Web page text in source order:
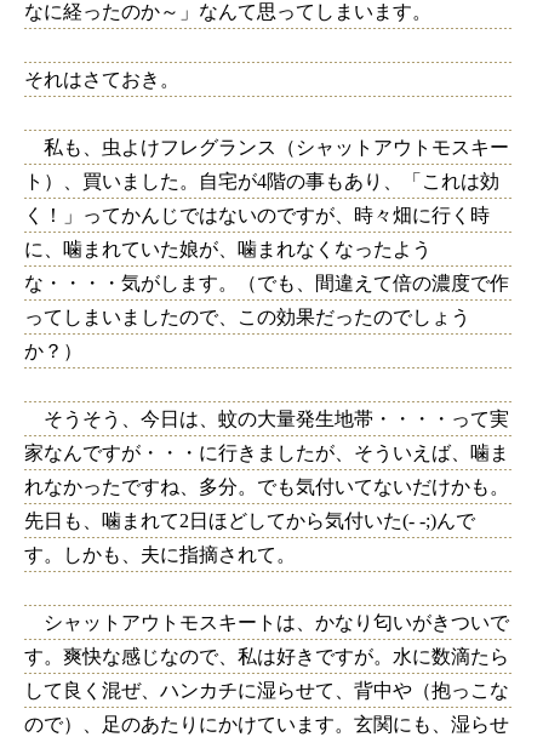
なに経ったのか～」なんて思ってしまいます。
それはさておき。
私も、虫よけフレグランス（シャットアウトモスキー
ト）、買いました。自宅が4階の事もあり、「これは効
く！」ってかんじではないのですが、時々畑に行く時
に、噛まれていた娘が、噛まれなくなったよう
な・・・・気がします。（でも、間違えて倍の濃度で作
ってしまいましたので、この効果だったのでしょう
か？）
そうそう、今日は、蚊の大量発生地帯・・・・って実
家なんですが・・・に行きましたが、そういえば、噛ま
れなかったですね、多分。でも気付いてないだけかも。
先日も、噛まれて2日ほどしてから気付いた(- -;)んで
す。しかも、夫に指摘されて。
シャットアウトモスキートは、かなり匂いがきついで
す。爽快な感じなので、私は好きですが。水に数滴たら
して良く混ぜ、ハンカチに湿らせて、背中や（抱っこな
ので）、足のあたりにかけています。玄関にも、湿らせ